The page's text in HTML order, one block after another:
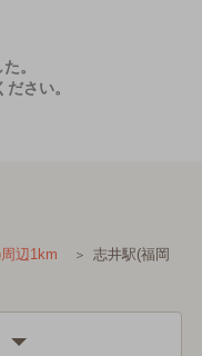
。
さい。
辺1km
志井駅(福岡